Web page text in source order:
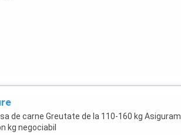
de carne Greutate de la 110-160 kg Asiguram
kg negociabil